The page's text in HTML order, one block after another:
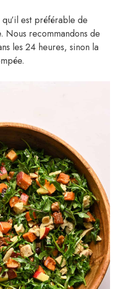
est préférable de
Nous recommandons de
les 24 heures, sinon la